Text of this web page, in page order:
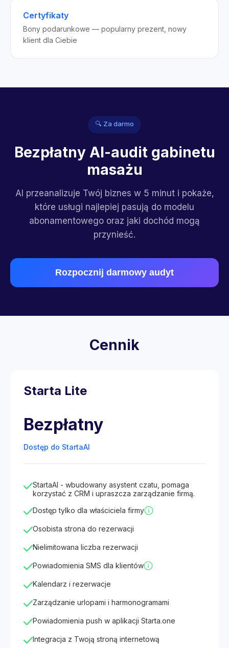
Certyfikaty
Bony podarunkowe — popularny prezent, nowy
klient dla Ciebie
🔍 Za darmo
Bezpłatny AI-audit gabinetu
masażu
AI przeanalizuje Twój biznes w 5 minut i pokaże,
które usługi najlepiej pasują do modelu
abonamentowego oraz jaki dochód mogą
przynieść.
Rozpocznij darmowy audyt
Cennik
Starta Lite
Bezpłatny
Dostęp do StartaAI
StartaAI - wbudowany asystent czatu, pomaga
korzystać z CRM i upraszcza zarządzanie firmą.
Dostęp tylko dla właściciela firmy
Osobista strona do rezerwacji
Nielimitowana liczba rezerwacji
Powiadomienia SMS dla klientów
Kalendarz i rezerwacje
Zarządzanie urlopami i harmonogramami
Powiadomienia push w aplikacji Starta.one
Integracja z Twoją stroną internetową